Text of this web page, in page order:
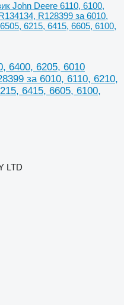
John Deere 6110, 6100,
R128399 за 6010,
6215, 6415, 6605, 6100,
6400, 6205, 6010
за 6010, 6110, 6210,
6415, 6605, 6100,
LTD